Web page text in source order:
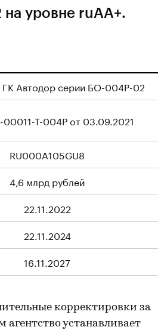
уровне ruAA+.
Автодор серии БО-004P-02
T-004P от 03.09.2021
RU000A105GU8
4,6 млрд рублей
22.11.2022
22.11.2024
16.11.2027
корректировки за
агентство устанавливает